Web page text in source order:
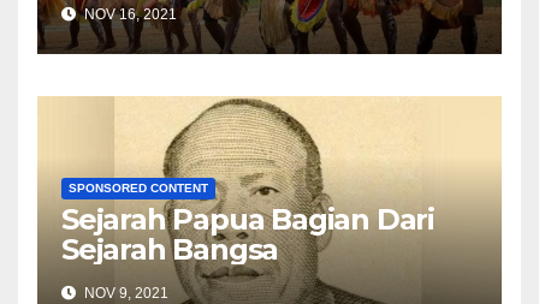
NOV 16, 2021
SPONSORED CONTENT
Sejarah Papua Bagian Dari
Sejarah Bangsa
NOV 9, 2021